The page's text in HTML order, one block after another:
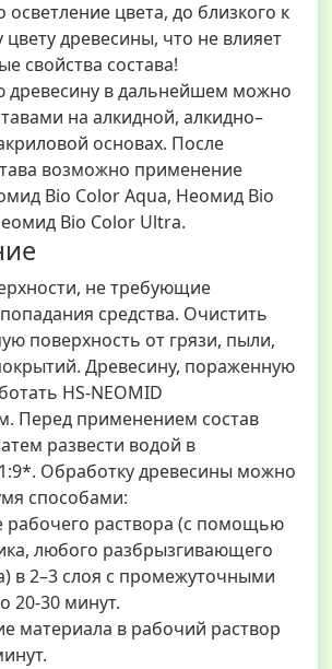
цвета, до близкого к
цвету древесины, что не влияет
свойства состава!
древесину в дальнейшем можно
на алкидной, алкидно–
основах. После
возможно применение
Bio Color Aqua, Неомид Bio
Bio Color Ultra.
не требующие
средства. Очистить
поверхность от грязи, пыли,
Древесину, пораженную
HS-NEOMID
Перед применением состав
развести водой в
Обработку древесины можно
способами:
рабочего раствора (с помощью
любого разбрызгивающего
в 2–3 слоя с промежуточными
20-30 минут.
материала в рабочий раствор